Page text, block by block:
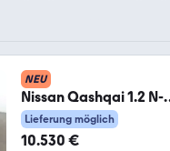
NEU
Nissan Qashqai 1.2 N-
DC*LIM*
Lieferung möglich
10.530 €